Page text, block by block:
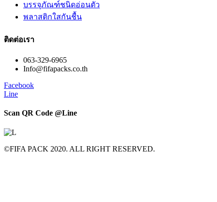
บรรจุภัณฑ์ชนิดอ่อนตัว
พลาสติกใสกันชื้น
ติดต่อเรา
063-329-6965
Info@fifapacks.co.th
Facebook
Line
Scan QR Code @Line​
©FIFA PACK 2020. ALL RIGHT RESERVED.